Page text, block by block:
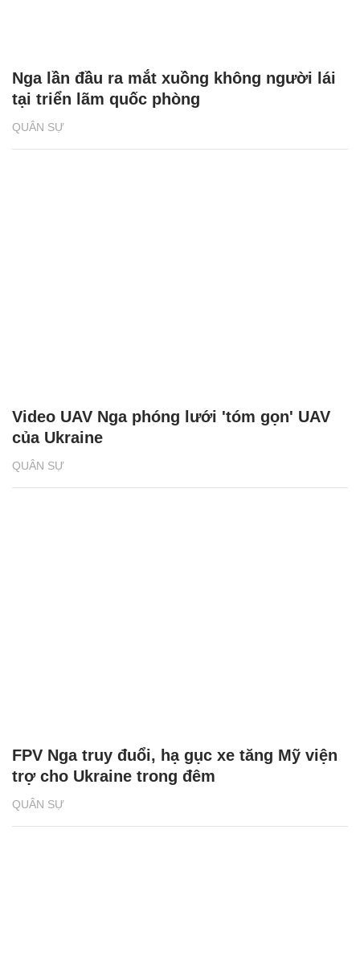
QUÂN SỰ
Nga lần đầu ra mắt xuồng không người lái
tại triển lãm quốc phòng
QUÂN SỰ
Video UAV Nga phóng lưới 'tóm gọn' UAV
của Ukraine
QUÂN SỰ
FPV Nga truy đuổi, hạ gục xe tăng Mỹ viện
trợ cho Ukraine trong đêm